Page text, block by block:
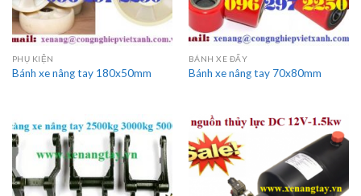
PHỤ KIỆN
Bánh xe nâng tay 180x50mm
BÁNH XE ĐẨY
Bánh xe nâng tay 70x80mm